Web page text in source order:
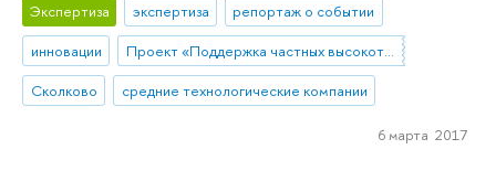
Экспертиза экспертиза
репортаж о событии
инновации
Проект «Поддержка частных высокотехнологических компаний-лидеров»
Сколково
средние технологические компании
6 марта 2017